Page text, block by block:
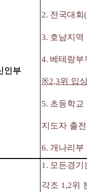
인부
2. 전국대회(
3. 호남지
4. 베테랑부
※2,3위 입
5. 초등학교
지도자 출
6. 개나리부
1. 모든경기
각조 1,2위